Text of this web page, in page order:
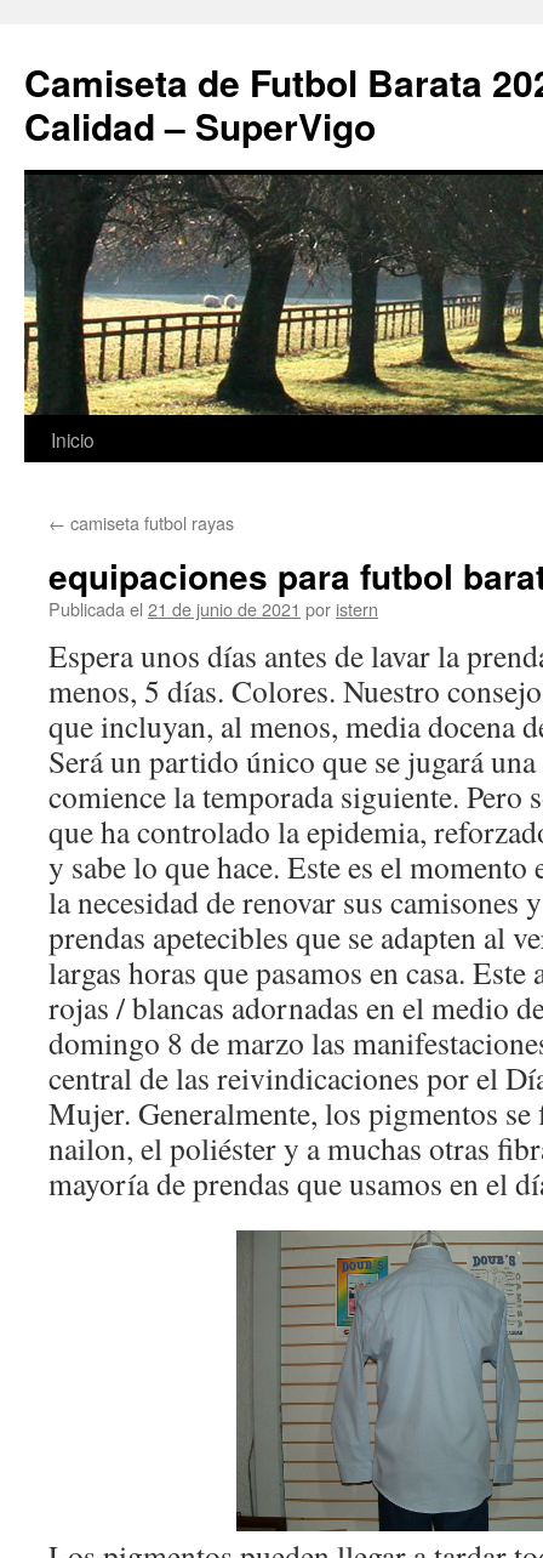
Camiseta de Futbol Barata
Calidad – SuperVigo
Saltar
contenido
Inicio
← camiseta futbol rayas
equipaciones para futbol
Publicada el 21 de junio de 2021 por istern
Espera unos días antes de lavar la
menos, 5 días. Colores. Nuestro
que incluyan, al menos, media docena
Será un partido único que se jugará una
comience la temporada siguiente. Pero
que ha controlado la epidemia,
y sabe lo que hace. Este es el momento
la necesidad de renovar sus camisones
prendas apetecibles que se adapten al
largas horas que pasamos en casa. Este
rojas / blancas adornadas en el medio
domingo 8 de marzo las
central de las reivindicaciones por el
Mujer. Generalmente, los pigmentos
nailon, el poliéster y a muchas otras
mayoría de prendas que usamos en el